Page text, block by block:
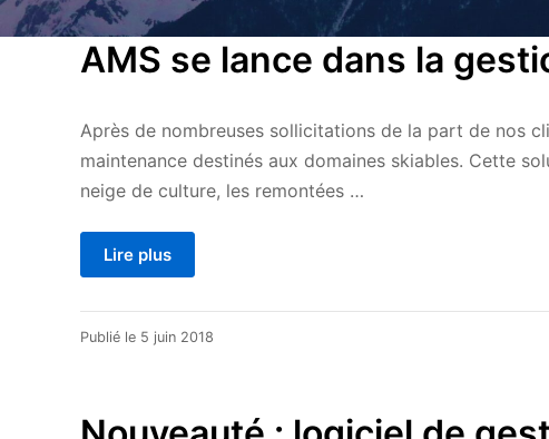
AMS se lance dans la
Après de nombreuses sollicitations de la part de nos
maintenance destinés aux domaines skiables. Cette
neige de culture, les remontées …
Lire plus
Publié le 5 juin 2018